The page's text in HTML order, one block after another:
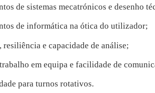
de sistemas mecatrónicos e desenho
de informática na ótica do utilizador;
resiliência e capacidade de análise;
em equipa e facilidade de
para turnos rotativos.